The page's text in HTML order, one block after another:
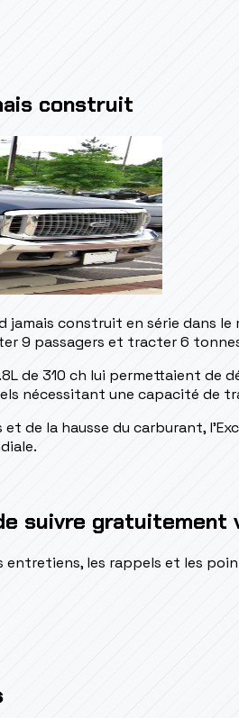
construit
jamais construit en série dans
9 passagers et tracter 6
de 310 ch lui permettaient de
nécessitant une capacité de
de la hausse du carburant,
suivre gratuitement
les rappels et les